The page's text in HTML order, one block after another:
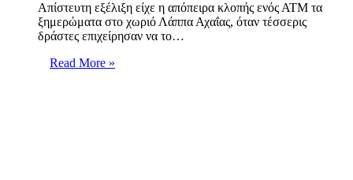
Απίστευτη εξέλιξη είχε η απόπειρα κλοπής ενός ΑΤΜ τα
ξημερώματα στο χωριό Λάππα Αχαΐας, όταν τέσσερις
δράστες επιχείρησαν να το…
Read More »